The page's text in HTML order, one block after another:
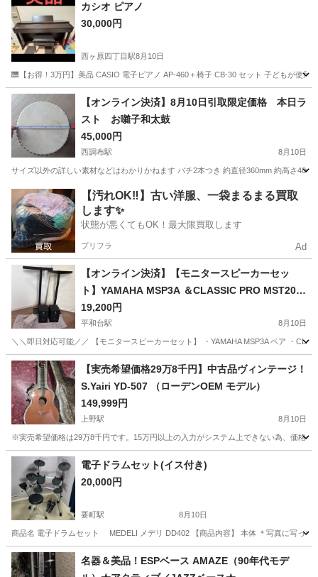
カシオ ピアノ
30,000円
西ヶ原四丁目駅8月10日
🎹【お得！3万円】美品 CASIO 電子ピアノ AP-460＋椅子 CB-30 セット 子どもが使
東京 北区 西ヶ原四丁目駅 鍵盤楽器、ピアノ
【オンライン決済】8月10日引取限定価格 本日ラ
スト お囃子和太鼓
45,000円
西調布駅 8月10日
サイズ以外の詳しい素材などはわかりかねます バチ2本つき 約直径360mm 約高さ
東京 三鷹市 西調布駅 打楽器、ドラム お囃子
【汚れOK‼️】古い洋服、一袋まるまる買取
します✨
状態が悪くてもOK！最大限買取します
プリフラ Ad
【オンライン決済】【モニタースピーカーセッ
ト】YAMAHA MSP3A ＆CLASSIC PRO MST20ペ
ア
19,200円
平和台駅 8月10日
＼＼即日対応可能／／ 【モニタースピーカーセット】 ・YAMAHA MSP3A ペア ・
東京 練馬区 平和台駅 エフェクター、PA機器 MST
【実売希望価格29万8千円】中古品ヴィンテージ！
S.Yairi YD-507 （ローデンOEM モデル）
149,999円
上野駅 8月10日
※実売希望価格は29万8千円です。15万円以上の入力がシステム上できない為、価格
東京 台東区 上野駅 弦楽器、ギター
電子ドラムセット(イス付き)
20,000円
要町駅 8月10日
商品名 電子ドラムセット MEDELI メデリ DD402 【商品内容】 本体 ＊写真に写って
東京 豊島区 要町駅 電子楽器
名器＆美品！ESPベース AMAZE（90年代モデ